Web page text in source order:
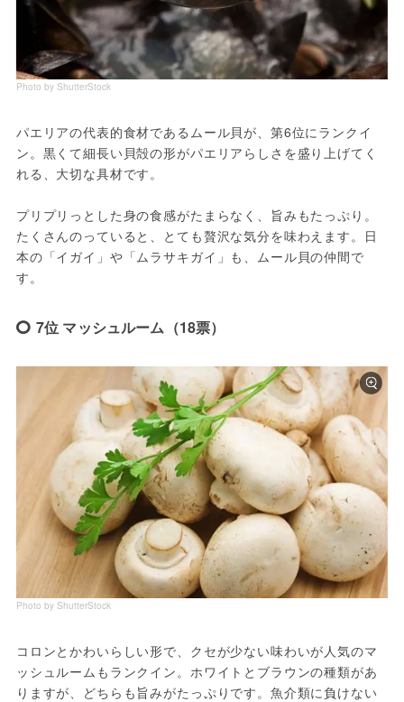
Photo by ShutterStock
パエリアの代表的食材であるムール貝が、第6位にランクイ
ン。黒くて細長い貝殻の形がパエリアらしさを盛り上げてく
れる、大切な具材です。
プリプリっとした身の食感がたまらなく、旨みもたっぷり。
たくさんのっていると、とても贅沢な気分を味わえます。日
本の「イガイ」や「ムラサキガイ」も、ムール貝の仲間で
す。
7位 マッシュルーム（18票）
Photo by ShutterStock
コロンとかわいらしい形で、クセが少ない味わいが人気のマ
ッシュルームもランクイン。ホワイトとブラウンの種類があ
りますが、どちらも旨みがたっぷりです。魚介類に負けない